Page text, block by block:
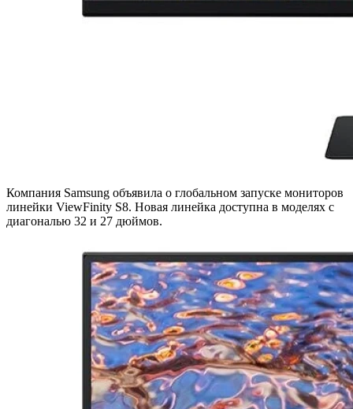
Компания Samsung объявила о глобальном запуске мониторов
линейки ViewFinity S8. Новая линейка доступна в моделях с
диагональю 32 и 27 дюймов.